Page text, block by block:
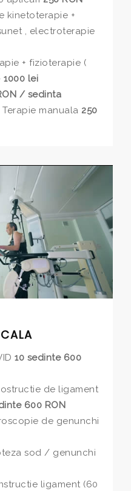
kinetoterapie +
, electroterapie
+ fizioterapie (
1000 lei
/ sedinta
manuala 250
10 sedinte 600
de ligament
600 RON
de genunchi
sod / genunchi
ligament (60